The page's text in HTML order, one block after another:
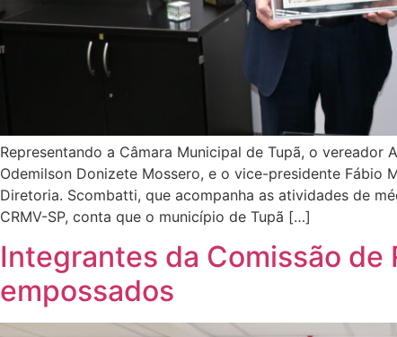
Representando a Câmara Municipal de Tupã, o vereador
Odemilson Donizete Mossero, e o vice-presidente Fábio
Diretoria. Scombatti, que acompanha as atividades de
CRMV-SP, conta que o município de Tupã […]
Integrantes da Comissão de
empossados